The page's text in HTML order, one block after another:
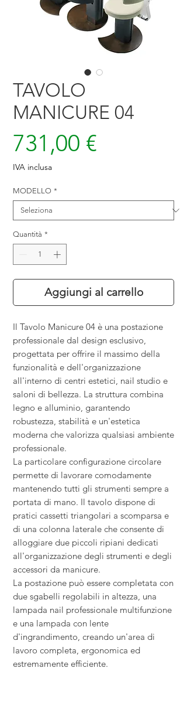
TAVOLO
MANICURE 04
731,00 €
IVA inclusa
MODELLO *
Quantità *
Aggiungi al carrello
Il Tavolo Manicure 04 è una postazione
professionale dal design esclusivo,
progettata per offrire il massimo della
funzionalità e dell'organizzazione
all'interno di centri estetici, nail studio e
saloni di bellezza. La struttura combina
legno e alluminio, garantendo
robustezza, stabilità e un'estetica
moderna che valorizza qualsiasi ambiente
professionale.
La particolare configurazione circolare
permette di lavorare comodamente
mantenendo tutti gli strumenti sempre a
portata di mano. Il tavolo dispone di
pratici cassetti triangolari a scomparsa e
di una colonna laterale che consente di
alloggiare due piccoli ripiani dedicati
all'organizzazione degli strumenti e degli
accessori da manicure.
La postazione può essere completata con
due sgabelli regolabili in altezza, una
lampada nail professionale multifunzione
e una lampada con lente
d'ingrandimento, creando un'area di
lavoro completa, ergonomica ed
estremamente efficiente.